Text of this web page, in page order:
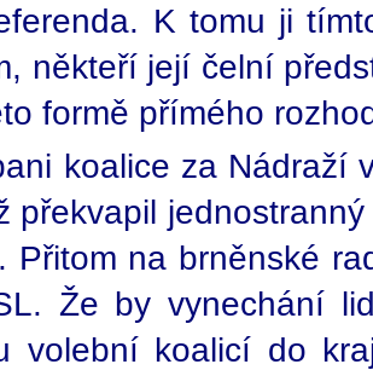
K tomu ji
někteří její čelní
formě přímého
koalice za Nádraží
překvapil
Přitom na brněnské
Že by vynechání
volební koalicí do